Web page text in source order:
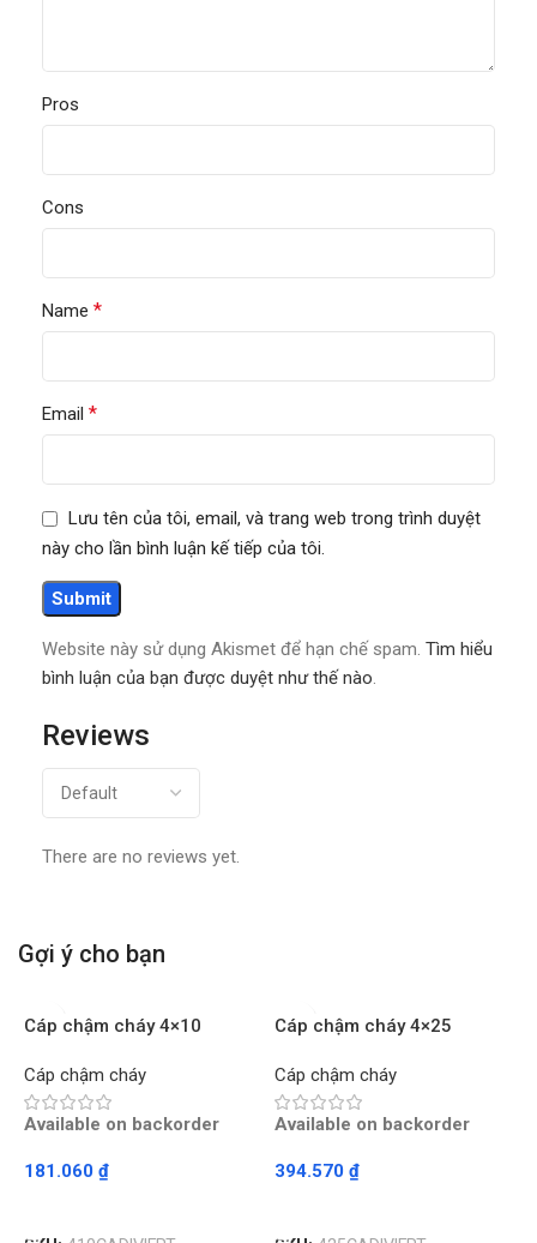
Reviews
There are no reviews yet.
Pros
Cons
Name *
Email *
Lưu tên của tôi, email, và trang web trong trình duyệt
này cho lần bình luận kế tiếp của tôi.
Website này sử dụng Akismet để hạn chế spam. Tìm hiểu
bình luận của bạn được duyệt như thế nào.
Gợi ý cho bạn
Cáp chậm cháy 4×10
Cáp chậm cháy
Available on backorder
181.060 ₫
Cáp chậm cháy 4×25
Cáp chậm cháy
Available on backorder
394.570 ₫